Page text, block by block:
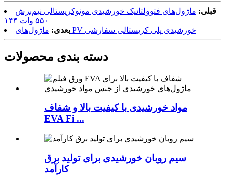
قبلی: ماژول‌های فتوولتائیک خورشیدی مونوکریستالی نیم‌برش
۵۵۰ وات ۱۴۴
بعدی:
ماژول‌های PV خورشیدی پلی کریستالی سفارشی
دسته بندی محصولات
مواد خورشیدی با کیفیت بالا و شفاف
EVA Fi ...
سیم روبان خورشیدی برای تولید برق
کارآمد